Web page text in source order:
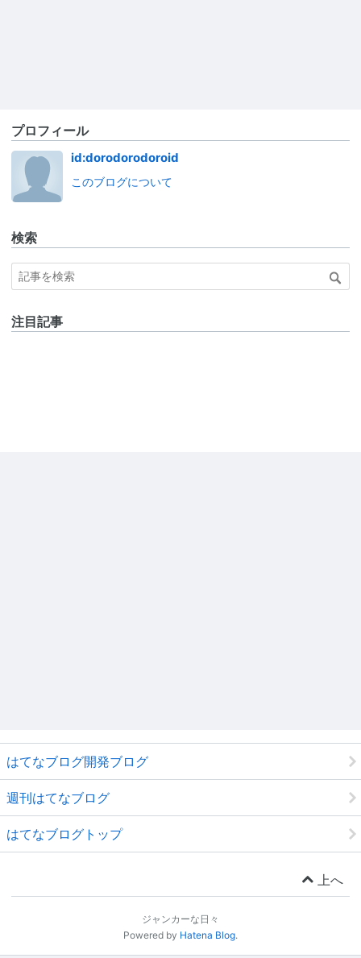
プロフィール
id:dorodorodoroid
このブログについて
検索
注目記事
はてなブログ開発ブログ
週刊はてなブログ
はてなブログトップ
上へ
ジャンカーな日々
Powered by Hatena Blog.